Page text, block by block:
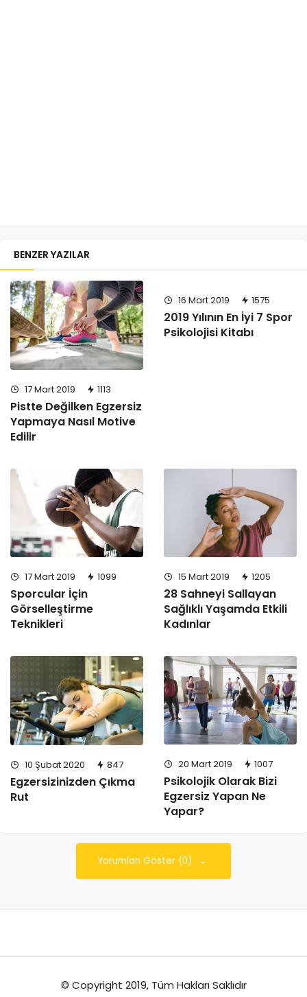
BENZER YAZILAR
17 Mart 2019 1113
Pistte Değilken Egzersiz
Yapmaya Nasıl Motive
Edilir
16 Mart 2019 1575
2019 Yılının En İyi 7 Spor
Psikolojisi Kitabı
17 Mart 2019 1099
Sporcular İçin
Görselleştirme
Teknikleri
15 Mart 2019 1205
28 Sahneyi Sallayan
Sağlıklı Yaşamda Etkili
Kadınlar
10 Şubat 2020 847
Egzersizinizden Çıkma
Rut
20 Mart 2019 1007
Psikolojik Olarak Bizi
Egzersiz Yapan Ne
Yapar?
Yorumları Göster (0)
© Copyright 2019, Tüm Hakları Saklıdır